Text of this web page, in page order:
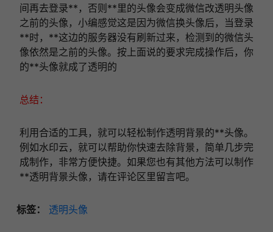
间再去登录**，否则**里的头像会变成微信改透明头像
之前的头像，小编感觉这是因为微信换头像后，当登录
**时，**这边的服务器没有刷新过来，检测到的微信头
像依然是之前的头像。按上面说的要求完成操作后，你
的**头像就成了透明的
总结：
利用合适的工具，就可以轻松制作透明背景的**头像。
例如水印云，就可以帮助你快速去除背景，简单几步完
成制作，非常方便快捷。如果您也有其他方法可以制作
**透明背景头像，请在评论区里留言吧。
标签： 透明头像